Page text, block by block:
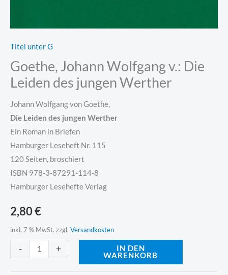
Titel unter G
Goethe, Johann Wolfgang v.: Die
Leiden des jungen Werther
Johann Wolfgang von Goethe,
Die Leiden des jungen Werther
Ein Roman in Briefen
Hamburger Leseheft Nr. 115
120 Seiten, broschiert
ISBN 978-3-87291-114-8
Hamburger Lesehefte Verlag
2,80€
inkl. 7 % MwSt. zzgl. Versandkosten
- +
IN DEN
WARENKORB